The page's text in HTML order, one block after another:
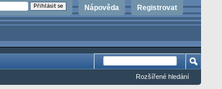
Registrovat
Nápověda
Rozšířené hledání